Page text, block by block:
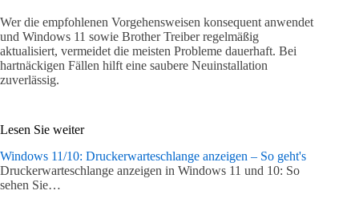
Wer die empfohlenen Vorgehensweisen konsequent anwendet
und Windows 11 sowie Brother Treiber regelmäßig
aktualisiert, vermeidet die meisten Probleme dauerhaft. Bei
hartnäckigen Fällen hilft eine saubere Neuinstallation
zuverlässig.
Lesen Sie weiter
Windows 11/10: Druckerwarteschlange anzeigen – So geht's
Druckerwarteschlange anzeigen in Windows 11 und 10: So
sehen Sie…